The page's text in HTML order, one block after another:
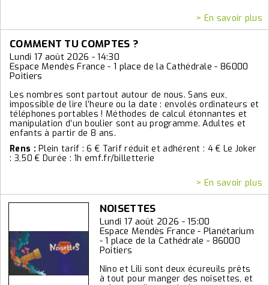
> En savoir plus
COMMENT TU COMPTES ?
Lundi 17 août 2026 - 14:30
Espace Mendès France - 1 place de la Cathédrale - 86000
Poitiers
Les nombres sont partout autour de nous. Sans eux,
impossible de lire l’heure ou la date : envolés ordinateurs et
téléphones portables ! Méthodes de calcul étonnantes et
manipulation d’un boulier sont au programme. Adultes et
enfants à partir de 8 ans.
Rens :Plein tarif : 6 € Tarif réduit et adhérent : 4 € Le Joker
: 3,50 € Durée : 1h emf.fr/billetterie
> En savoir plus
NOISETTES
Lundi 17 août 2026 - 15:00
Espace Mendès France - Planétarium
- 1 place de la Cathédrale - 86000
Poitiers
Nino et Lili sont deux écureuils prêts
à tout pour manger des noisettes, et